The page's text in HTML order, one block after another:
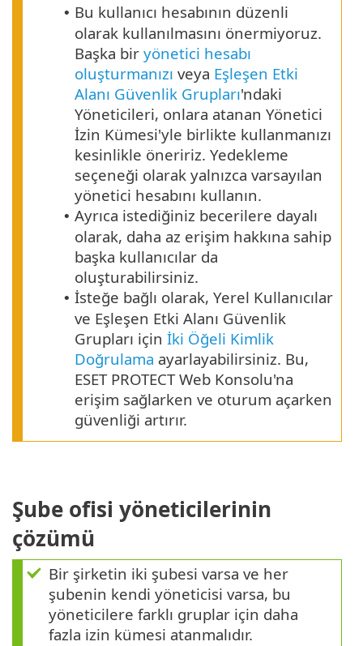
• Bu kullanıcı hesabının düzenli
olarak kullanılmasını önermiyoruz.
Başka bir yönetici hesabı
oluşturmanızı veya Eşleşen Etki
Alanı Güvenlik Grupları'ndaki
Yöneticileri, onlara atanan Yönetici
İzin Kümesi'yle birlikte kullanmanızı
kesinlikle öneririz. Yedekleme
seçeneği olarak yalnızca varsayılan
yönetici hesabını kullanın.
• Ayrıca istediğiniz becerilere dayalı
olarak, daha az erişim hakkına sahip
başka kullanıcılar da
oluşturabilirsiniz.
• İsteğe bağlı olarak, Yerel Kullanıcılar
ve Eşleşen Etki Alanı Güvenlik
Grupları için İki Öğeli Kimlik
Doğrulama ayarlayabilirsiniz. Bu,
ESET PROTECT Web Konsolu'na
erişim sağlarken ve oturum açarken
güvenliği artırır.
Şube ofisi yöneticilerinin
çözümü
Bir şirketin iki şubesi varsa ve her
şubenin kendi yöneticisi varsa, bu
yöneticilere farklı gruplar için daha
fazla izin kümesi atanmalıdır.